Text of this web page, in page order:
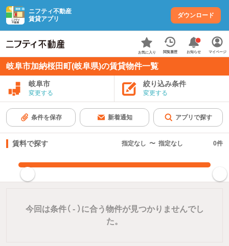
ニフティ不動産
賃貸アプリ
ダウンロード
お気に入り 閲覧履歴 お知らせ マイページ
岐阜市加納桜田町(岐阜県)の賃貸物件一覧
岐阜市
変更する
絞り込み条件
変更する
条件を保存 新着通知 アプリで探す
賃料で探す 指定なし 〜 指定なし 0件
今回は条件（ -）に合う物件が見つかりませんでし
た。